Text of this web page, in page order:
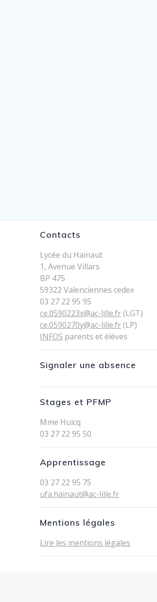
Contacts
Lycée du Hainaut
1, Avenue Villars
BP 475
59322 Valenciennes cedex
03 27 22 95 95
ce.0590223x@ac-lille.fr(LGT)
ce.0590270y@ac-lille.fr(LP)
INFOS parents et élèves
Signaler une absence
Stages et PFMP
Mme Huicq
03 27 22 95 50
Apprentissage
03 27 22 95 75
ufa.hainaut@ac-lille.fr
Mentions légales
Lire les mentions légales